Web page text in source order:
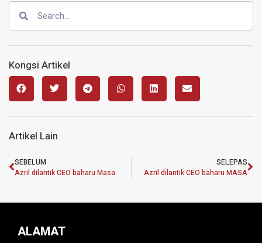
Kongsi Artikel
Artikel Lain
SEBELUM
Azril dilantik CEO baharu Masa
SELEPAS
Azril dilantik CEO baharu MASA
ALAMAT